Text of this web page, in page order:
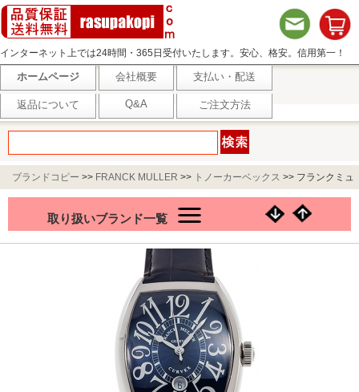
インターネット上では24時間・365日受付いたします。安心、格安。信用第一！
ホームページ 会社概要 支払い・配送
返品について Q&A ご注文方法
ブランドコピー >> FRANCK MULLER >> トノーカーベックス >> フランクミュ
取り扱いブランド一覧